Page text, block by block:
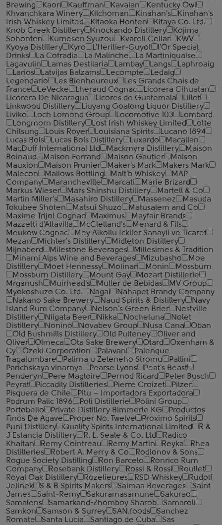
Brewing
Kaori Kauffman Kavalan
Kentucky Owl
Khvanchkara Winery
Kilchoman Kinahan's
Kinahan's
Irish Whiskey Limited
Kitaoka Honten
Kitaya Co. Ltd.
Knob Creek Distillery
Knockando Distillery
Kojima
Sohonten
Kumesen Syuzou Kvareli Cellar
KWV
Kyoya Distillery
Kyro L'Heritier-Guyot
l'Or Special
Drinks
La Cofradia La Malinche
La Martiniquaise
Lagavulin
Lamas Destilaria Lambay Langs
Laphroaig
Larios
Latvijas Balzams Lecompte
Ledaig
Legendario
Les Bienheureux
Les Grands Chais de
France
LeVecke Lheraud Cognac
Licorera Cihuatan
Licorera De Nicaragua
Licores de Guatemala
Lillet
Linkwood Distillery
Liuyang Goalong Liquor Distillery
Liviko
Loch Lomond Group Locomotive 103
Lombard
Longmorn Distillery
Lost Irish Whiskey Limited
Lotte
Chilsung
Louis Royer Louisiana Spirits
Lucano 1894
Lucas Bols
Lucas Bols Distillery Luxardo
Macallan
MacDuff International Ltd
Mackmyra Distillery
Maison
Boinaud
Maison Ferrand Maison Gautier
Maison
Mauxion
Maison Prunier Maker's Mark
Makers Mark
Malecon
Mallows Bottling Malt'b Whiskey
MAP
Company
Marancheville Marcati
Marie Brizard
Markus Wieser
Mars Shinshu Distillery
Martell & Co
Martin Miller's
Masahiro Distillery Massenez
Masuda
Tokubee Shoten
Matsui Shuzo
Matusalem and Co
Maxime Trijol Cognac
Maximus
Mayfair Brands
Mazzetti d'Altavilla
McClelland's
Menard & Fils
Meukow Cognac
Mey Alkollu Ickiler Sanayii ve Ticaret
Mezan
Michter's Distillery
Midleton Distillery
Mijnaberd
Milestone Beverages
Millesimes & Tradition
Minami Alps Wine and Beverages
Mizubasho
Moe
Distillery
Moet Hennessy Molinari Monin
Mossburn
Mossburn Distillery
Mount Gay
Mozart Distillerie
Mrganush
Muirhead's Muller de Bebidas
MV Group
Myokoshuzo Co. Ltd.
Nagai
Nahapet Brandy Company
Nakano Sake Brewery
Naud Spirits & Distillery
Navy
Island Rum Company
Nelson's Green Brier
Nestville
Distillery
Niigata Beer Nikka Nocheluna
Nolet
Distillery
Nonino Novabev Group Nusa Cana
Oban
Old Bushmills Distillery
Old Pulteney
Oliver and
Oliver
Olmeca Ota Sake Brewery Otard
Oxenham &
Cy
Ozeki Corporation Palavani
Palenque
Tragalumbare
Palirna u Zeleneho Stromu
Pallini
Parichskaya vinarnya
Pearse Lyons
Peat's Beast
Penderyn
Pere Magloire Pernod Ricard
Peter Busch
Peyrat
Piccadily Distilleries Pierre Croizet
Pilzer
Pisquera de Chile
Pitu – Importadora Exportadora
Podrum Palic 1896
Poli Distillerie
Polini Group
Portobello
Private Distillery Bimmerle KG
Productos
Finos De Agave
Proper No. Twelve
Proximo Spirits
Puni Distillery
Quality Spirits International Limited
R &
J Estancia Distillery
R. L. Seale & Co. Ltd
Radico
Khaitan
Remy Cointreau Remy Martin Reyka
Rhea
Distilleries
Robert A. Merry & Co
Rodionov & Sons
Rogue Society Distilling
Ron Barcelo
Ronrico Rum
Company
Rosebank Distillery Rossi & Rossi
Roullet
Royal Oak Distillery
Rozelieures RSD Whiskey
Rudolf
Jelinek
S & B Spirits Makers Saimaa Beverages
Saint
James
Saint-Remy Sakuramasamune
Sakurao
Samalens
Samarkand-Zhomboy Sharob
Samaroli
Samkon
Samson & Surrey SAN.foods
Sanchez
Romate
Santa Lucia Santiago de Cuba
Sas